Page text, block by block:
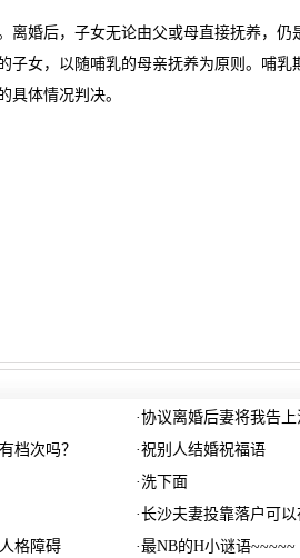
婚后，子女无论由父或母直接抚养，仍
女，以随哺乳的母亲抚养为原则。哺乳
具体情况判决。
·协议离婚后妻将我告上
档次吗？ ·祝别人结婚祝福语
· 洗下面
·长沙夫妻投靠落户可
格障碍 ·最NB的H小谜语~~~~~